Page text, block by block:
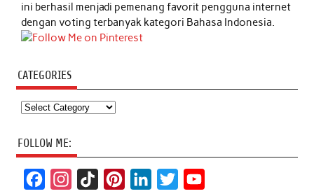
ini berhasil menjadi pemenang favorit pengguna internet
dengan voting terbanyak kategori Bahasa Indonesia.
CATEGORIES
Categories
FOLLOW ME: